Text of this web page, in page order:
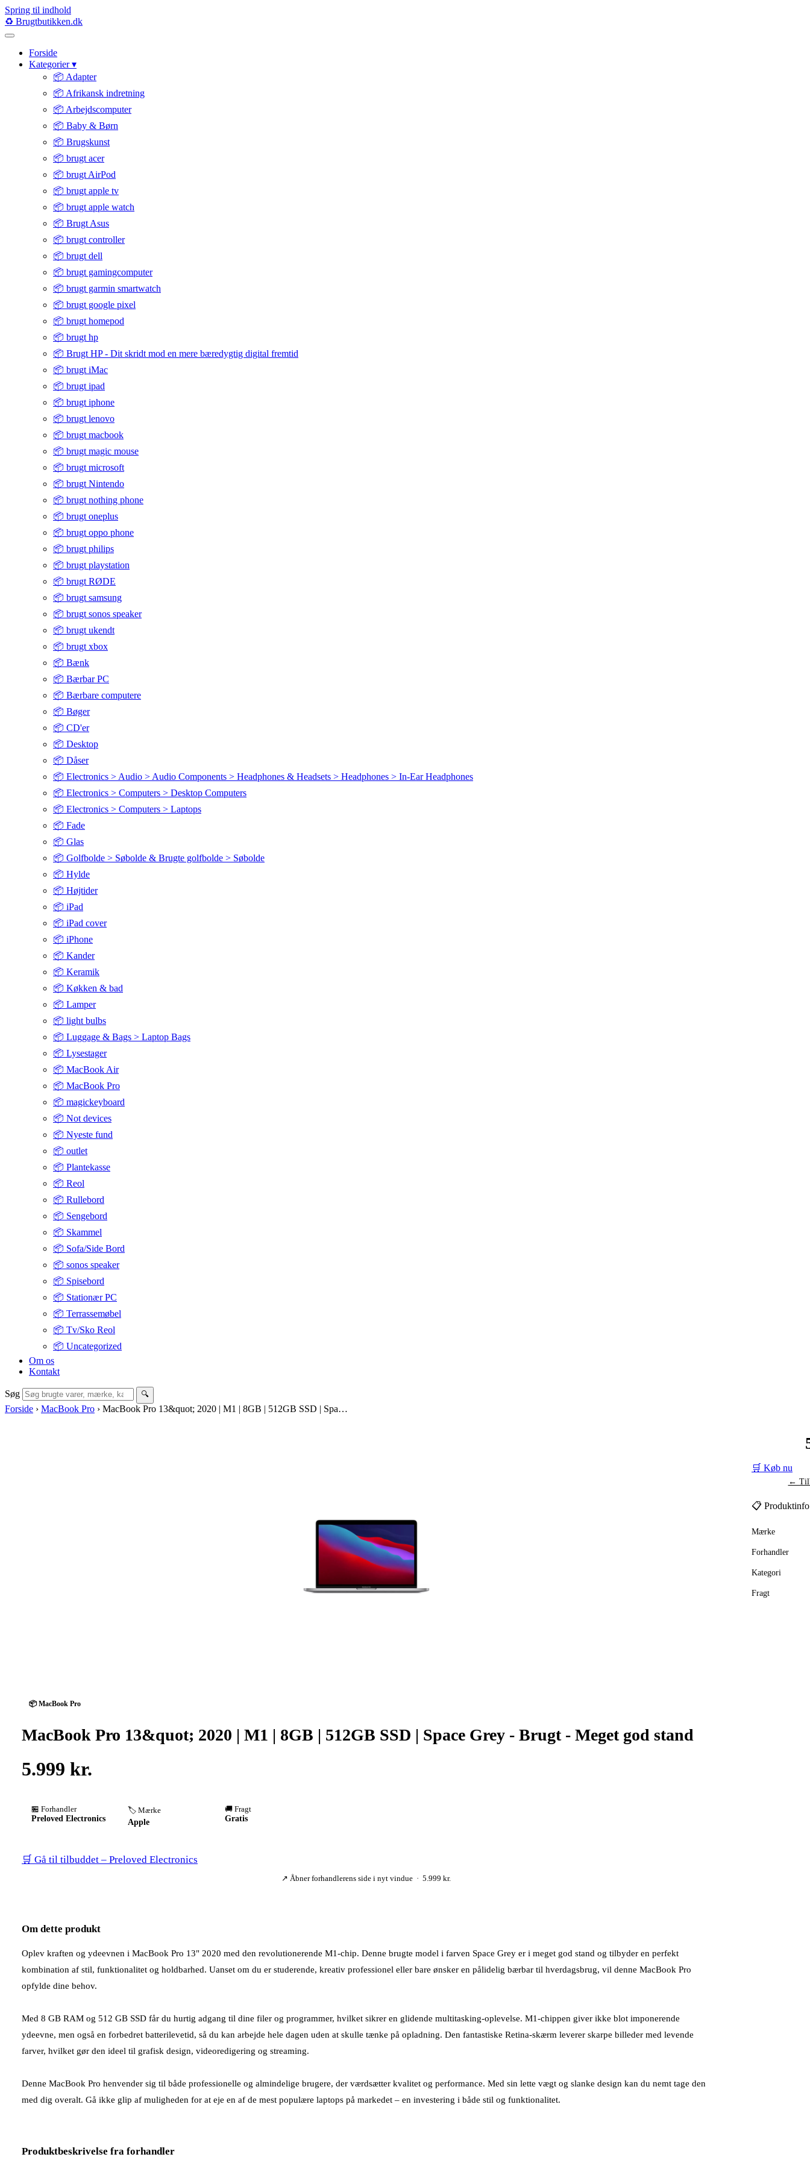
Spring til indhold
♻️ Brugtbutikken.dk
Forside
Kategorier▾
📦 Adapter
📦 Afrikansk indretning
📦 Arbejdscomputer
📦 Baby & Børn
📦 Brugskunst
📦 brugt acer
📦 brugt AirPod
📦 brugt apple tv
📦 brugt apple watch
📦 Brugt Asus
📦 brugt controller
📦 brugt dell
📦 brugt gamingcomputer
📦 brugt garmin smartwatch
📦 brugt google pixel
📦 brugt homepod
📦 brugt hp
📦 Brugt HP - Dit skridt mod en mere bæredygtig digital fremtid
📦 brugt iMac
📦 brugt ipad
📦 brugt iphone
📦 brugt lenovo
📦 brugt macbook
📦 brugt magic mouse
📦 brugt microsoft
📦 brugt Nintendo
📦 brugt nothing phone
📦 brugt oneplus
📦 brugt oppo phone
📦 brugt philips
📦 brugt playstation
📦 brugt RØDE
📦 brugt samsung
📦 brugt sonos speaker
📦 brugt ukendt
📦 brugt xbox
📦 Bænk
📦 Bærbar PC
📦 Bærbare computere
📦 Bøger
📦 CD'er
📦 Desktop
📦 Dåser
📦 Electronics > Audio > Audio Components > Headphones & Headsets > Headphones > In-Ear Headphones
📦 Electronics > Computers > Desktop Computers
📦 Electronics > Computers > Laptops
📦 Fade
📦 Glas
📦 Golfbolde > Søbolde & Brugte golfbolde > Søbolde
📦 Hylde
📦 Højtider
📦 iPad
📦 iPad cover
📦 iPhone
📦 Kander
📦 Keramik
📦 Køkken & bad
📦 Lamper
📦 light bulbs
📦 Luggage & Bags > Laptop Bags
📦 Lysestager
📦 MacBook Air
📦 MacBook Pro
📦 magickeyboard
📦 Not devices
📦 Nyeste fund
📦 outlet
📦 Plantekasse
📦 Reol
📦 Rullebord
📦 Sengebord
📦 Skammel
📦 Sofa/Side Bord
📦 sonos speaker
📦 Spisebord
📦 Stationær PC
📦 Terrassemøbel
📦 Tv/Sko Reol
📦 Uncategorized
Om os
Kontakt
Søg 🔍
Forside › MacBook Pro › MacBook Pro 13&quot; 2020 | M1 | 8GB | 512GB SSD | Spa…
📦 MacBook Pro
MacBook Pro 13&quot; 2020 | M1 | 8GB | 512GB SSD | Space Grey - Brugt - Meget god stand
5.999 kr.
🏪 Forhandler
Preloved Electronics
🏷️ Mærke
Apple
🚚 Fragt
Gratis
🛒 Gå til tilbuddet – Preloved Electronics
↗ Åbner forhandlerens side i nyt vindue · 5.999 kr.
Om dette produkt
Oplev kraften og ydeevnen i MacBook Pro 13" 2020 med den revolutionerende M1-chip. Denne brugte model i farven Space Grey er i meget god stand og tilbyder en perfekt
kombination af stil, funktionalitet og holdbarhed. Uanset om du er studerende, kreativ professionel eller bare ønsker en pålidelig bærbar til hverdagsbrug, vil denne MacBook Pro
opfylde dine behov.
Med 8 GB RAM og 512 GB SSD får du hurtig adgang til dine filer og programmer, hvilket sikrer en glidende multitasking-oplevelse. M1-chippen giver ikke blot imponerende
ydeevne, men også en forbedret batterilevetid, så du kan arbejde hele dagen uden at skulle tænke på opladning. Den fantastiske Retina-skærm leverer skarpe billeder med levende
farver, hvilket gør den ideel til grafisk design, videoredigering og streaming.
Denne MacBook Pro henvender sig til både professionelle og almindelige brugere, der værdsætter kvalitet og performance. Med sin lette vægt og slanke design kan du nemt tage den
med dig overalt. Gå ikke glip af muligheden for at eje en af de mest populære laptops på markedet – en investering i både stil og funktionalitet.
Produktbeskrivelse fra forhandler
🛒 Køb nu
←
📋 Produktinfo
Mærke
Forhandler
Kategori
Fragt